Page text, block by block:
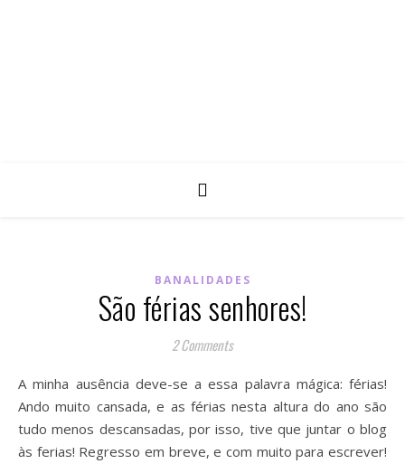
BANALIDADES
São férias senhores!
2 Comments
A minha ausência deve-se a essa palavra mágica: férias!
Ando muito cansada, e as férias nesta altura do ano são
tudo menos descansadas, por isso, tive que juntar o blog
às ferias! Regresso em breve, e com muito para escrever!